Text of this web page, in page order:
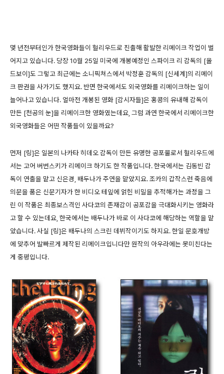
몇 년전부터인가 한국영화들이 헐리우드로 진출해 활발한 리메이크 작업이 벌
어지고 있습니다. 당장 10월 25일 미국에 개봉예정인 스파이크 리 감독의 [올
드보이]도 그렇고 최근에는 소니픽쳐스에서 박정훈 감독의 [신세계]의 리메이
크 판권을 사가기도 했지요. 반면 한국에서도 외국영화를 리메이크하는 일이
늘어나고 있습니다. 얼마전 개봉된 영화 [감시자들]은 홍콩의 유내해 감독이
만든 [천공의 눈]을 리메이크한 영화였는데요, 그럼 과연 한국에서 리메이크한
외국영화들은 어떤 작품들이 있을까요?
먼저 [링]은 일본의 나카타 히데오 감독이 만든 유명한 공포물로서 헐리우드에
서는 고어 버번스키가 리메이크 하기도 한 작품입니다. 한국에서는 김동빈 감
독이 연출을 맡고 신은경, 배두나가 주연을 맡았지요. 조카의 갑작스런 죽음에
의문을 품은 신문기자가 한 비디오 테잎에 얽힌 비밀을 추적해가는 과정을 그
린 이 작품은 최종보스격인 사다코의 존재감이 공포감을 극대화시키는 영화라
고 할 수 있는데요, 한국에서는 배두나가 바로 이 사다코에 해당하는 역할을 맡
았습니다. 사실 [링]은 배두나의 스크린 데뷔작이기도 하지요. 한일 문호개방
에 맞추어 발빠르게 제작된 리메이크입니다만 원작의 아우라에는 못미친다는
게 중평입니다.